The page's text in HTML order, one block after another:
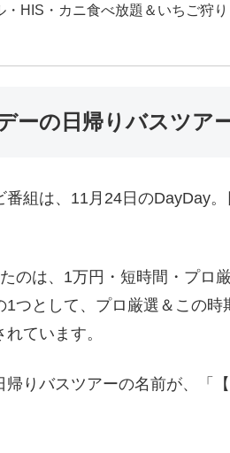
・HIS・カニ食べ放題＆いちご狩
ーの日帰りバスツア
組は、11月24日のDayDay
のは、1万円・短時間・プロ
つとして、プロ厳選＆この時
ています。
りバスツアーの名前が、「